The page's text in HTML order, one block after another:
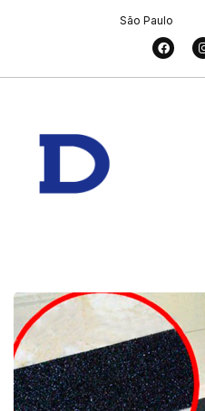
São Paulo